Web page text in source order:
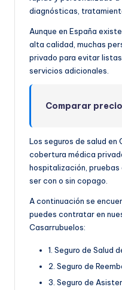
diagnósticas,
Aunque en España
alta calidad, muchas
privado para evitar
servicios adicionales.
Comparar
Los seguros de salud
cobertura médica
hospitalización, pruebas
ser con o sin copago.
A continuación se
puedes contratar en
Casarrubuelos:
1. Seguro de Salud
2. Seguro de
3. Seguro de